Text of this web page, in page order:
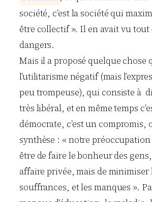
société, c’est la société qui
être collectif ». Il en avait vu tout
dangers.
Mais il a proposé quelque chose
l’utilitarisme négatif (mais
peu trompeuse), qui consiste à
très libéral, et en même temps
démocrate, c’est un
synthèse : « notre
être de faire le bonheur des gens,
affaire privée, mais de minimiser
souffrances, et les manques ».